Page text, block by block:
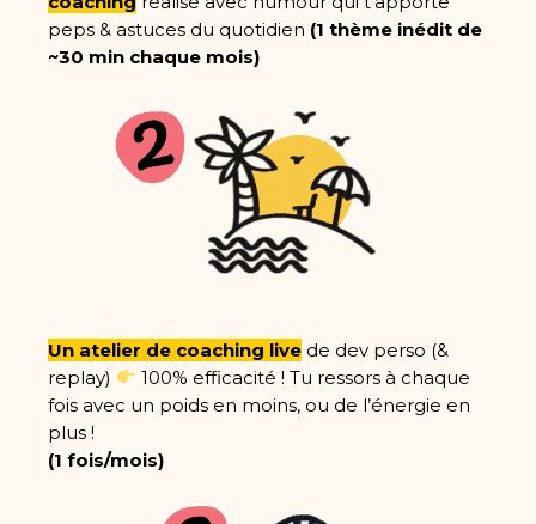
peps & astuces du quotidien (1 thème inédit de
~30 min chaque mois)
Un atelier de coaching live de dev perso (&
replay)
100% efficacité ! Tu ressors à chaque
fois avec un poids en moins, ou de l’énergie en
plus !
(1 fois/mois)